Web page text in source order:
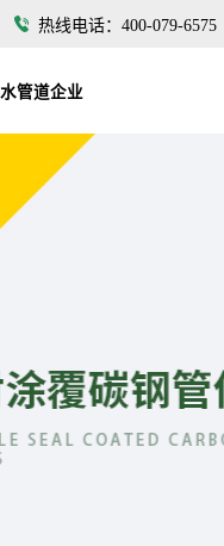
热线电话：400-079-6575
管道企业